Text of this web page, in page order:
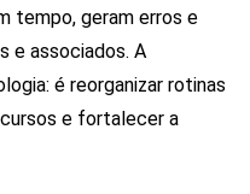
tempo, geram erros e
e associados. A
é reorganizar rotinas
e fortalecer a